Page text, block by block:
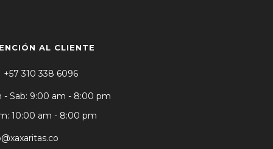
AL CLIENTE
+57 310 338 6096
- Sab: 9:00 am - 8:00 pm
10:00 am - 8:00 pm